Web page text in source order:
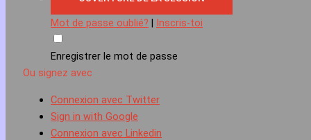
Mot de passe oublié? Inscris-toi
Enregistrer le mot de passe
Ou signez avec
Connexion avec Twitter
Sign in with Google
Connexion avec Linkedin